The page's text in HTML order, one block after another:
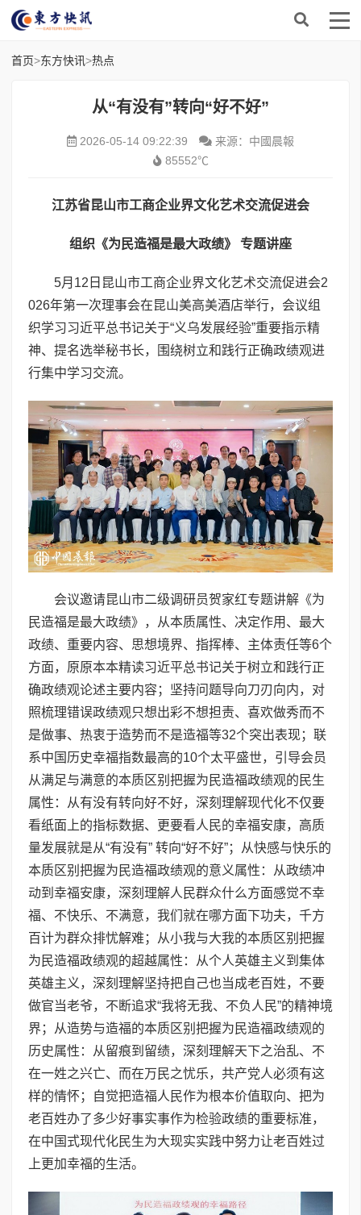
首页>东方快讯>热点
从“有没有”转向“好不好”
2026-05-14 09:22:39
来源：中國晨報
85552℃
江苏省昆山市工商企业界文化艺术交流促进会
组织《为民造福是最大政绩》 专题讲座
5月12日昆山市工商企业界文化艺术交流促进会2
026年第一次理事会在昆山美高美酒店举行，会议组
织学习习近平总书记关于“义乌发展经验”重要指示精
神、提名选举秘书长，围绕树立和践行正确政绩观进
行集中学习交流。
会议邀请昆山市二级调研员贺家红专题讲解《为
民造福是最大政绩》，从本质属性、决定作用、最大
政绩、重要内容、思想境界、指挥棒、主体责任等6个
方面，原原本本精读习近平总书记关于树立和践行正
确政绩观论述主要内容；坚持问题导向刀刃向内，对
照梳理错误政绩观只想出彩不想担责、喜欢做秀而不
是做事、热衷于造势而不是造福等32个突出表现；联
系中国历史幸福指数最高的10个太平盛世，引导会员
从满足与满意的本质区别把握为民造福政绩观的民生
属性：从有没有转向好不好，深刻理解现代化不仅要
看纸面上的指标数据、更要看人民的幸福安康，高质
量发展就是从“有没有” 转向“好不好”；从快感与快乐的
本质区别把握为民造福政绩观的意义属性：从政绩冲
动到幸福安康，深刻理解人民群众什么方面感觉不幸
福、不快乐、不满意，我们就在哪方面下功夫，千方
百计为群众排忧解难；从小我与大我的本质区别把握
为民造福政绩观的超越属性：从个人英雄主义到集体
英雄主义，深刻理解坚持把自己也当成老百姓，不要
做官当老爷，不断追求“我将无我、不负人民”的精神境
界；从造势与造福的本质区别把握为民造福政绩观的
历史属性：从留痕到留绩，深刻理解天下之治乱、不
在一姓之兴亡、而在万民之忧乐，共产党人必须有这
样的情怀；自觉把造福人民作为根本价值取向、把为
老百姓办了多少好事实事作为检验政绩的重要标准，
在中国式现代化民生为大现实实践中努力让老百姓过
上更加幸福的生活。